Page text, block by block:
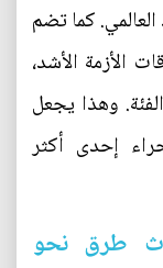
العالمي. كما تضم
الأزمة الأشد،
الفئة. وهذا يجعل
إحدى أكثر
طرق نحو